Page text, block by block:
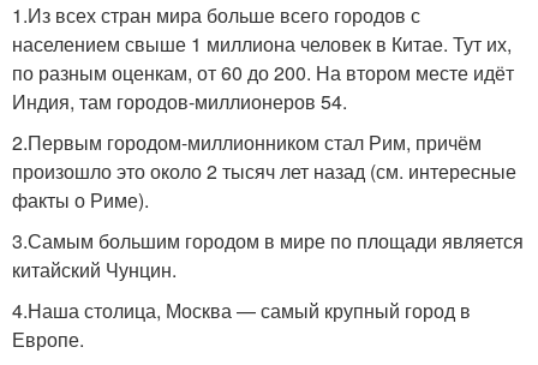
1.Из всех стран мира больше всего городов с
населением свыше 1 миллиона человек в Китае. Тут их,
по разным оценкам, от 60 до 200. На втором месте идёт
Индия, там городов-миллионеров 54.
2.Первым городом-миллионником стал Рим, причём
произошло это около 2 тысяч лет назад (см. интересные
факты о Риме).
3.Самым большим городом в мире по площади является
китайский Чунцин.
4.Наша столица, Москва — самый крупный город в
Европе.